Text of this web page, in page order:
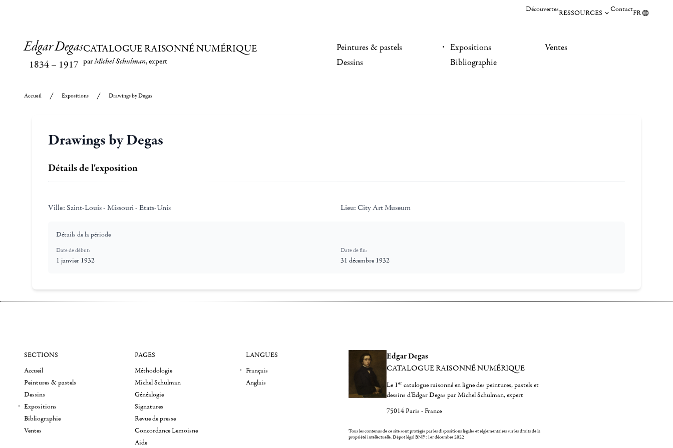
DécouvertesRESSOURCES ContactFR
Edgar Degas
1834– 1917
CATALOGUE RAISONNÉ NUMÉRIQUE
parMichel Schulman, expert
Peintures & pastels
Dessins
Expositions
Bibliographie
Ventes
Accueil Expositions Drawings by Degas
Drawings by Degas
Détails de l'exposition
Ville: Saint-Louis - Missouri - Etats-Unis Lieu: City Art Museum
Détails de la période
Date de début:
1 janvier 1932
Date de fin:
31 décembre 1932
Edgar Degas
CATALOGUE RAISONNÉ NUMÉRIQUE
Le 1er catalogue raisonné en ligne des peintures, pastels et
dessins d'Edgar Degas par Michel Schulman, expert
75014 Paris - France
Tous les contenus de ce site sont protégés par les dispositions légales et réglementaires sur les droits de la
propriété intellectuelle.Dépot légal BNF : 1er décembre 2022
SECTIONS
Accueil
Peintures & pastels
Dessins
Expositions
Bibliographie
Ventes
PAGES
Méthodologie
Michel Schulman
Généalogie
Signatures
Revue de presse
Concordance Lemoisne
Aide
LANGUES
Français
Anglais